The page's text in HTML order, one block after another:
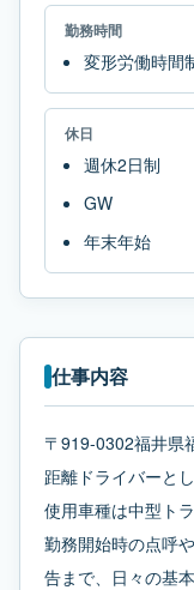
勤務時間
変形労働時間
休日
週休2日制
GW
年末年始
仕事内容
〒919-0302福井県
距離ドライバーと
使用車種は中型トラ
勤務開始時の点呼
告まで、日々の基